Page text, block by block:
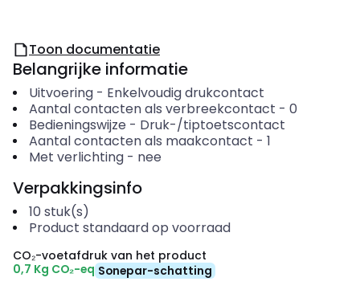
Toon documentatie
Belangrijke informatie
Uitvoering- Enkelvoudig drukcontact
Aantal contacten als verbreekcontact - 0
Bedieningswijze - Druk-/tiptoetscontact
Aantal contacten als maakcontact - 1
Met verlichting- nee
Verpakkingsinfo
10 stuk(s)
Product standaard op voorraad
CO₂-voetafdruk van het product
0,7 Kg CO₂-eq Sonepar-schatting